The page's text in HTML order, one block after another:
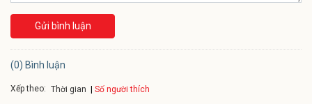
Gửi bình luận
(0) Bình luận
Xếp theo: Thời gian Số người thích